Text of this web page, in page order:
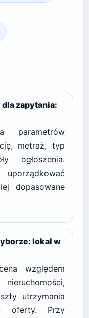
zapytania:
parametrów
metraż, typ
ogłoszenia.
dopasowane
lokal w
względem
utrzymania
oferty. Przy